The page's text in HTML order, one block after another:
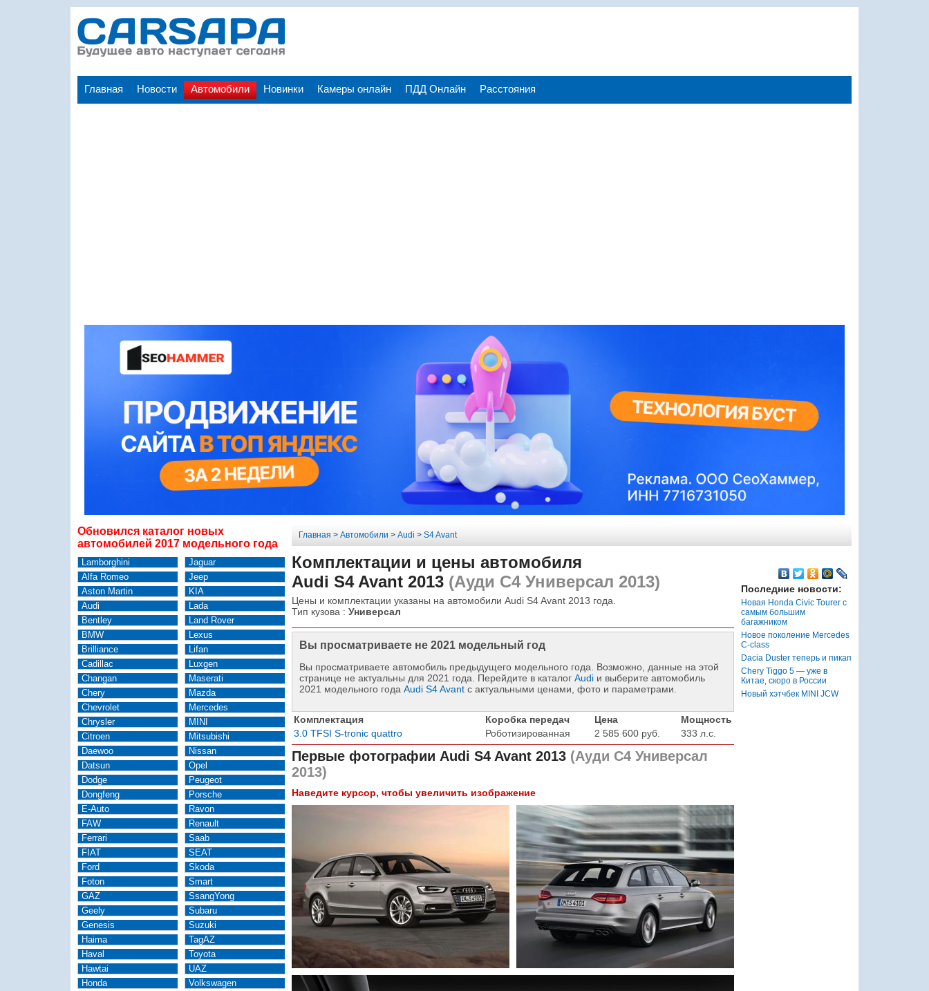
Главная Новости Автомобили Новинки Камеры онлайн ПДД Онлайн Расстояния
Обновился каталог новых
автомобилей 2017 модельного года
Lamborghini
Alfa Romeo
Aston Martin
Audi
Bentley
BMW
Brilliance
Cadillac
Changan
Chery
Chevrolet
Chrysler
Citroen
Daewoo
Datsun
Dodge
Dongfeng
E-Auto
FAW
Ferrari
FIAT
Ford
Foton
GAZ
Geely
Genesis
Haima
Haval
Hawtai
Honda
Jaguar
Jeep
KIA
Lada
Land Rover
Lexus
Lifan
Luxgen
Maserati
Mazda
Mercedes
MINI
Mitsubishi
Nissan
Opel
Peugeot
Porsche
Ravon
Renault
Saab
SEAT
Skoda
Smart
SsangYong
Subaru
Suzuki
TagAZ
Toyota
UAZ
Volkswagen
Главная > Автомобили > Audi > S4 Avant
Комплектации и цены автомобиля
Audi S4 Avant 2013(Ауди С4 Универсал 2013)
Цены и комплектации указаны на автомобили Audi S4 Avant 2013 года.
Тип кузова : Универсал
Вы просматриваете не 2021 модельный год
Вы просматриваете автомобиль предыдущего модельного года. Возможно, данные на этой
странице не актуальны для 2021 года. Перейдите в каталог Audiи выберите автомобиль
2021 модельного года Audi S4 Avantс актуальными ценами, фото и параметрами.
Комплектация Коробка передач Цена
Мощность
3.0 TFSI S-tronic quattro
Роботизированная 2 585 600 руб. 333 л.с.
Первые фотографии Audi S4 Avant 2013(Ауди С4 Универсал
2013)
Наведите курсор, чтобы увеличить изображение
Последние новости:
Новая Honda Civic Tourer с
самым большим
багажником
Новое поколение Mercedes
C-class
Dacia Duster теперь и пикап
Chery Tiggo 5 — уже в
Китае, скоро в России
Новый хэтчбек MINI JCW